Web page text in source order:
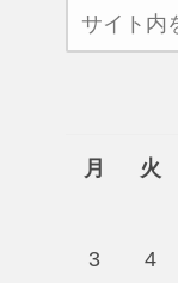
月 火
3
4